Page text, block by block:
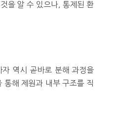
을 알 수 있으나, 통제된 환
역시 곧바로 분해 과정을
통해 제원과 내부 구조를 직